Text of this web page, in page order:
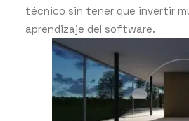
técnico sin tener que invertir
aprendizaje del software.